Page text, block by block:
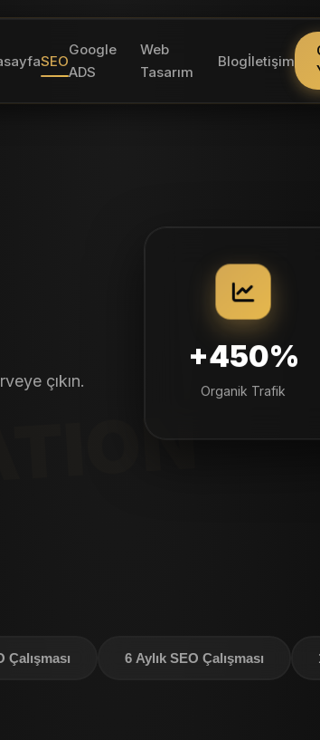
SEO
Google
ADS
Web
Tasarım
Blogİletişim
çıkın.
+450%
Organik Trafik
Çalışması 6 Aylık SEO Çalışması